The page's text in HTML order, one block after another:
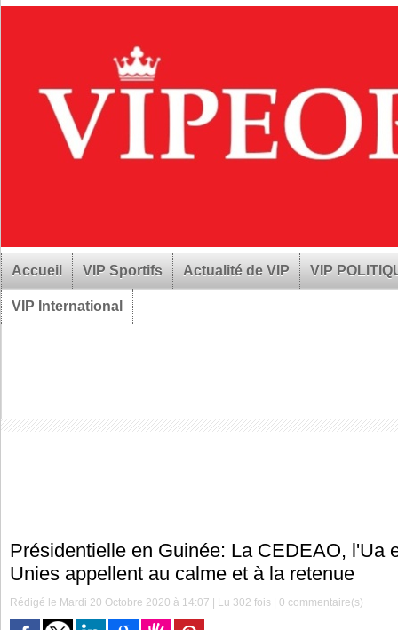
Accueil VIP Sportifs Actualité de VIP VIP
VIP International
Présidentielle en Guinée: La CEDEAO, l'Ua
Unies appellent au calme et à la retenue
Rédigé le Mardi 20 Octobre 2020 à 14:07 | Lu 302 fois |0 commentaire(s)